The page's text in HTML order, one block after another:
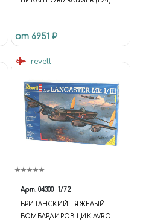
от 6951 ₽
revell
Арт. 04300 1/72
БРИТАНСКИЙ ТЯЖЕЛЫЙ
БОМБАРДИРОВЩИК AVRO